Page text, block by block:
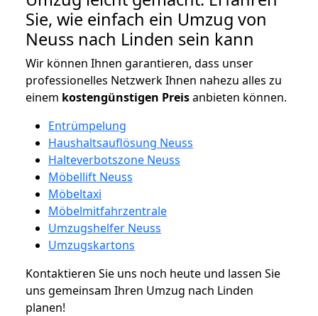
Sie, wie einfach ein Umzug von
Neuss nach Linden sein kann
Wir können Ihnen garantieren, dass unser
professionelles Netzwerk Ihnen nahezu alles zu
einem kostengünstigen Preisanbieten können.
Entrümpelung
Haushaltsauflösung Neuss
Halteverbotszone Neuss
Möbellift Neuss
Möbeltaxi
Möbelmitfahrzentrale
Umzugshelfer Neuss
Umzugskartons
Kontaktieren Sie uns noch heute und lassen Sie
uns gemeinsam Ihren Umzug nach Linden
planen!